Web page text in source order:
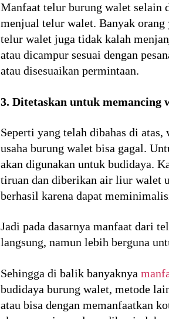
Manfaat telur burung walet selain
menjual telur walet. Banyak
telur walet juga tidak kalah
atau dicampur sesuai dengan
atau disesuaikan permintaan.
3. Ditetaskan untuk memancing
Seperti yang telah dibahas di atas,
usaha burung walet bisa gagal.
akan digunakan untuk budidaya.
tiruan dan diberikan air liur walet
berhasil karena dapat
Jadi pada dasarnya manfaat dari
langsung, namun lebih berguna
Sehingga di balik banyaknya
budidaya burung walet, metode
atau bisa dengan memanfaatkan